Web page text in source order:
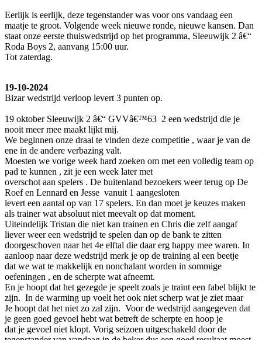
Eerlijk is eerlijk, deze tegenstander was voor ons vandaag een
maatje te groot. Volgende week nieuwe ronde, nieuwe kansen. Dan
staat onze eerste thuiswedstrijd op het programma, Sleeuwijk 2 â€“
Roda Boys 2, aanvang 15:00 uur.
Tot zaterdag.
19-10-2024
Bizar wedstrijd verloop levert 3 punten op.
19 oktober Sleeuwijk 2 â€“ GVVâ€™63 2 een wedstrijd die je
nooit meer mee maakt lijkt mij.
We beginnen onze draai te vinden deze competitie , waar je van de
ene in de andere verbazing valt.
Moesten we vorige week hard zoeken om met een volledig team op
pad te kunnen , zit je een week later met
overschot aan spelers . De buitenland bezoekers weer terug op De
Roef en Lennard en Jesse vanuit 1 aangesloten
levert een aantal op van 17 spelers. En dan moet je keuzes maken
als trainer wat absoluut niet meevalt op dat moment.
Uiteindelijk Tristan die niet kan trainen en Chris die zelf aangaf
liever weer een wedstrijd te spelen dan op de bank te zitten
doorgeschoven naar het 4e elftal die daar erg happy mee waren. In
aanloop naar deze wedstrijd merk je op de training al een beetje
dat we wat te makkelijk en nonchalant worden in sommige
oefeningen , en de scherpte wat afneemt.
En je hoopt dat het gezegde je speelt zoals je traint een fabel blijkt te
zijn. In de warming up voelt het ook niet scherp wat je ziet maar
Je hoopt dat het niet zo zal zijn. Voor de wedstrijd aangegeven dat
je geen goed gevoel hebt wat betreft de scherpte en hoop je
dat je gevoel niet klopt. Vorig seizoen uitgeschakeld door de